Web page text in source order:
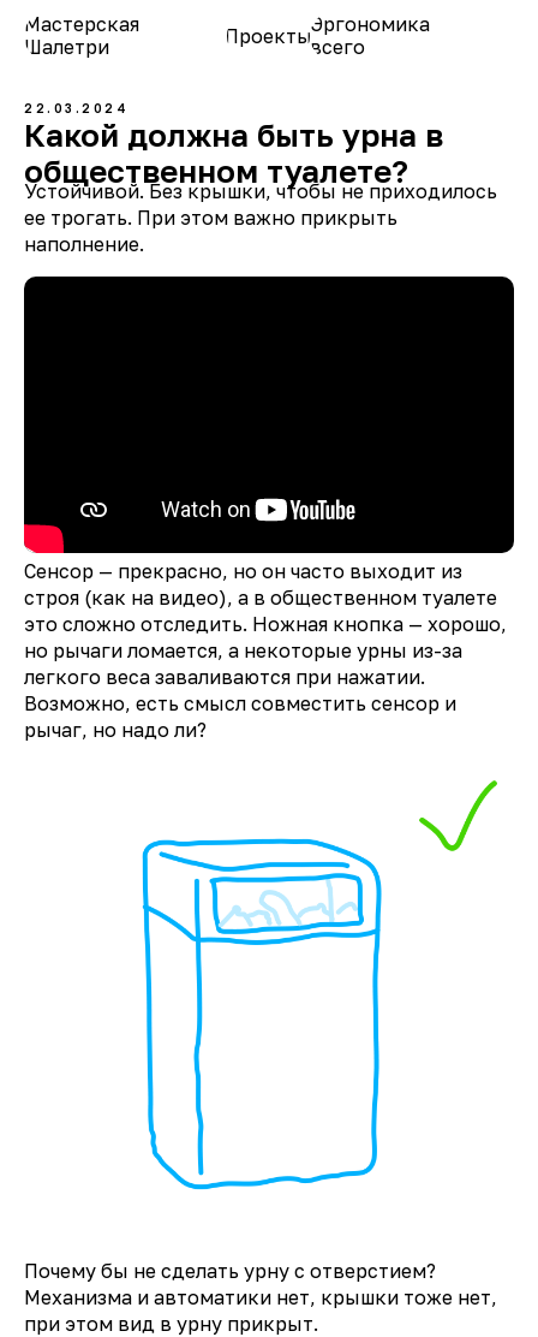
Мастерская
Шалетри
ПроектыЭргономика
всего
22.03.2024
Какой должна быть урна в
общественном туалете?
Устойчивой. Без крышки, чтобы не приходилось
ее трогать. При этом важно прикрыть
наполнение.
Сенсор — прекрасно, но он часто выходит из
строя (как на видео), а в общественном туалете
это сложно отследить. Ножная кнопка — хорошо,
но рычаги ломается, а некоторые урны из-за
легкого веса заваливаются при нажатии.
Возможно, есть смысл совместить сенсор и
рычаг, но надо ли?
Почему бы не сделать урну с отверстием?
Механизма и автоматики нет, крышки тоже нет,
при этом вид в урну прикрыт.